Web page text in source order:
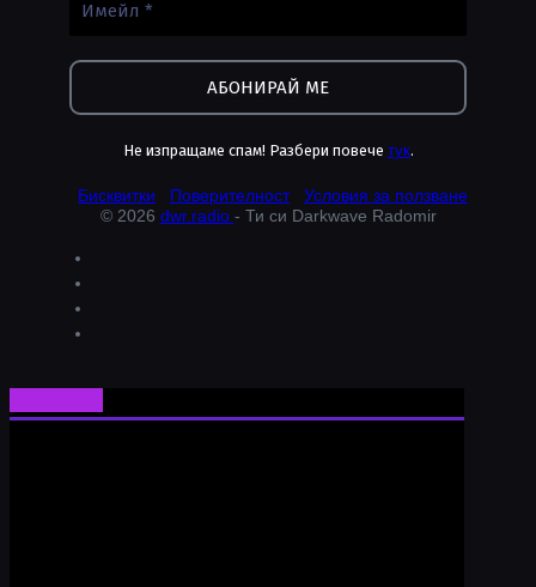
Не изпращаме спам! Разбери повече тук.
Бисквитки Поверителност
Условия за ползване
© 2026 dwr.radio - Ти си Darkwave Radomir